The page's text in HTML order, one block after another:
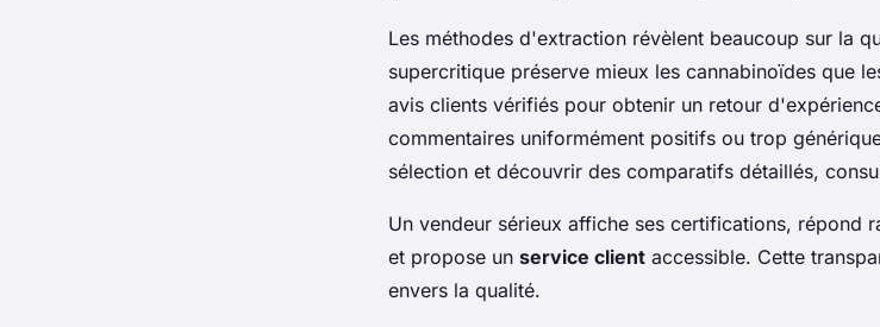
Les méthodes d'extraction révèlent beaucoup sur la
supercritique préserve mieux les cannabinoïdes que
avis clients vérifiés pour obtenir un retour
commentaires uniformément positifs ou trop
sélection et découvrir des comparatifs détaillés,
Un vendeur sérieux affiche ses certifications, répond
et propose un service client accessible. Cette
envers la qualité.